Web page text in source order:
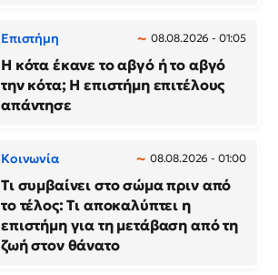
Επιστήμη 08.08.2026 - 01:05
Η κότα έκανε το αβγό ή το αβγό
την κότα; Η επιστήμη επιτέλους
απάντησε
Κοινωνία 08.08.2026 - 01:00
Τι συμβαίνει στο σώμα πριν από
το τέλος: Τι αποκαλύπτει η
επιστήμη για τη μετάβαση από τη
ζωή στον θάνατο